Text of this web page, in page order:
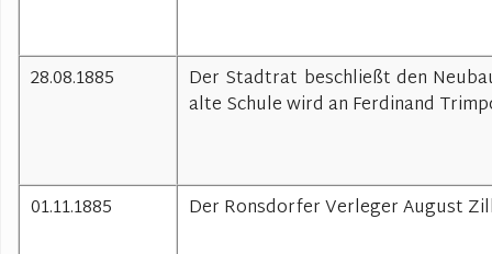
28.08.1885
Der Stadtrat beschließt den
alte Schule wird an Ferdinand
01.11.1885 Der Ronsdorfer Verleger August